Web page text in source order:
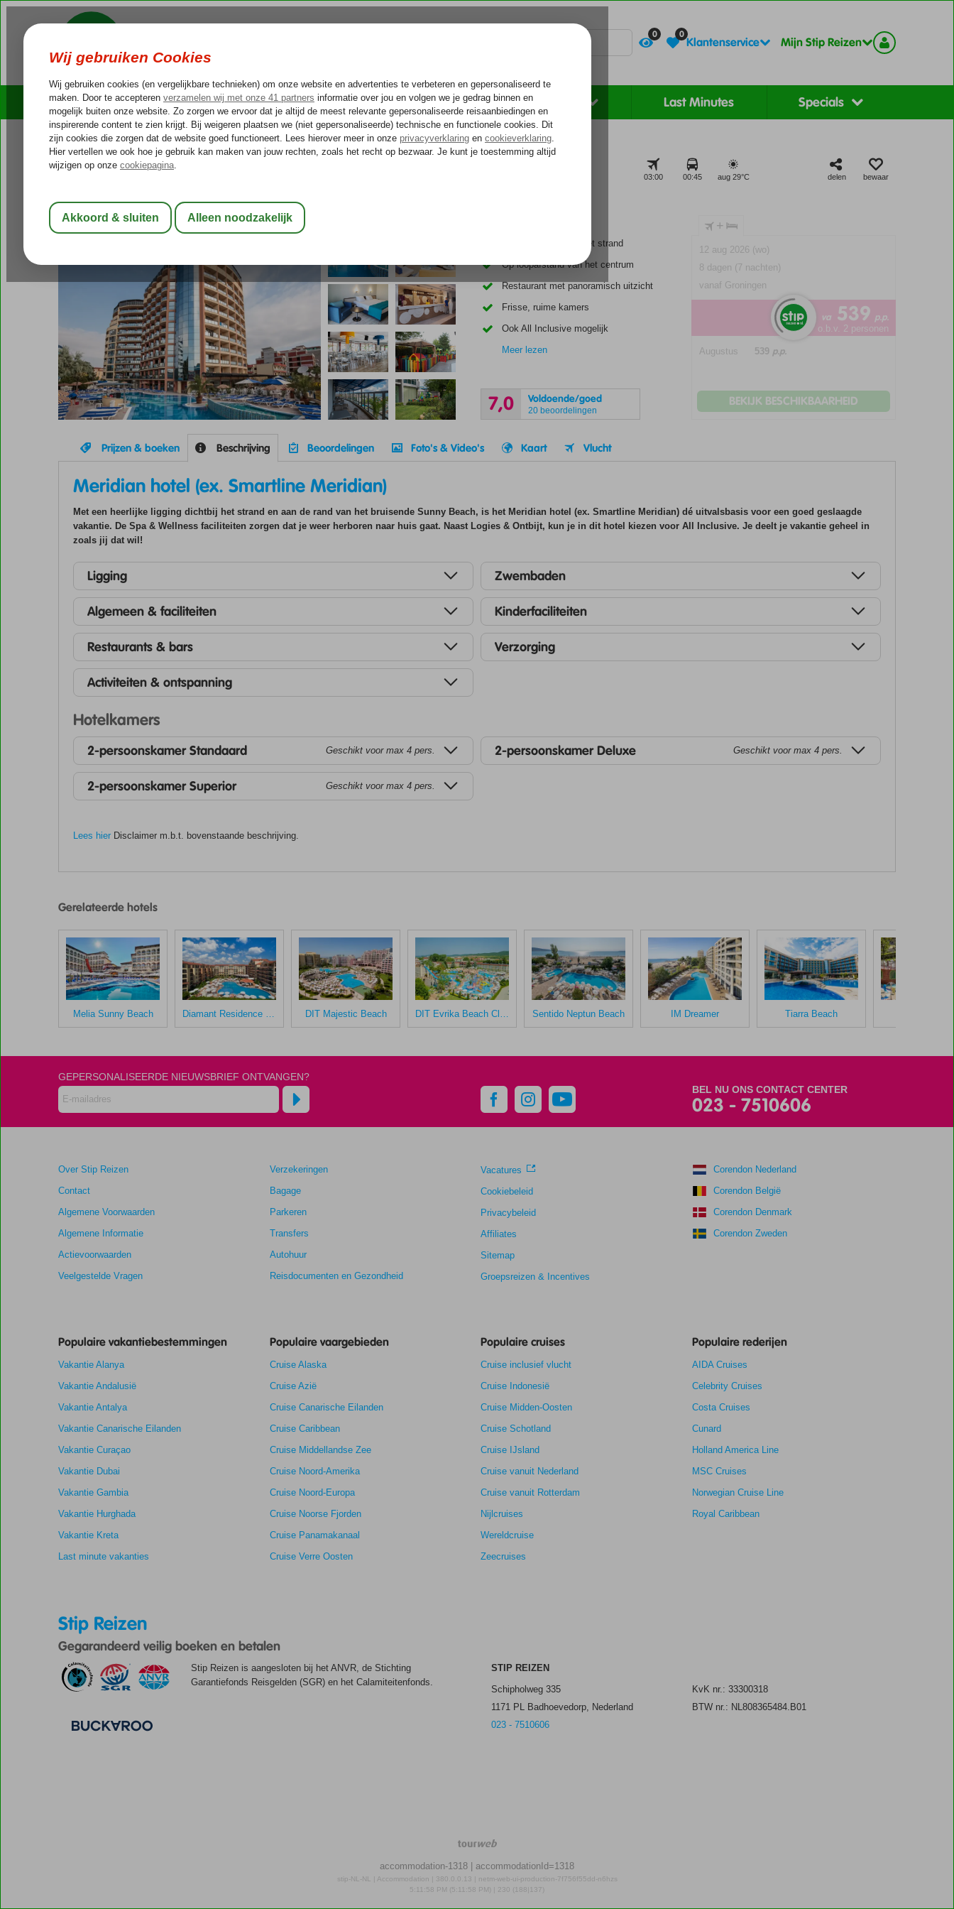
0 0
Klantenservice Mijn Stip Reizen
Cruises Outlet Deals Rondreizen Zonvakantie Last Minutes Specials
Voelt als thuiskomen...
Home
Bulgarije Zwarte Zee Sunny Beach
Meridian hotel (ex. Smartline Meridian)
Logies en ontbijt-Hotel
03:00 00:45 aug 29°C delen bewaar
Slechts 200 m van het strand
Op loopafstand van het centrum
Restaurant met panoramisch uitzicht
Frisse, ruime kamers
Ook All Inclusive mogelijk
Meer lezen
7,0 Voldoende/goed
20 beoordelingen
+
12 aug 2026 (wo)
8 dagen (7 nachten)
vanaf Groningen
va 539 p.p.
o.b.v. 2 personen
Augustus 539 p.p.
BEKIJK BESCHIKBAARHEID
Prijzen & boeken Beschrijving Beoordelingen Foto's & Video's Kaart Vlucht
Meridian hotel (ex. Smartline Meridian)
Met een heerlijke ligging dichtbij het strand en aan de rand van het bruisende Sunny Beach, is het Meridian hotel (ex. Smartline Meridian) dé uitvalsbasis voor een goed geslaagde
vakantie. De Spa & Wellness faciliteiten zorgen dat je weer herboren naar huis gaat. Naast Logies & Ontbijt, kun je in dit hotel kiezen voor All Inclusive. Je deelt je vakantie geheel in
zoals jij dat wil!
Ligging
Algemeen & faciliteiten
Restaurants & bars
Activiteiten & ontspanning
Zwembaden
Kinderfaciliteiten
Verzorging
Hotelkamers
2-persoonskamer Standaard Geschikt voor max 4 pers.
2-persoonskamer Superior Geschikt voor max 4 pers.
2-persoonskamer Deluxe Geschikt voor max 4 pers.
Lees hier Disclaimer m.b.t. bovenstaande beschrijving.
door
klanten
gegeven
na
hun
verblijf
Meridian
Meridian)
Scores
die
dan
worden
niet
weergegeven
om
getoonde
te
garanderen.
Gebaseerd
20
beoordelingen
7,0
Kamers
6,2
Kindvriendelijk
5,7
Gerelateerde hotels
Melia Sunny Beach Diamant Residence Hotel & Spa DIT Majestic Beach DIT Evrika Beach Club Hotel Sentido Neptun Beach IM Dreamer Tiarra Beach
BEL NU ONS CONTACT CENTER
023 - 7510606
GEPERSONALISEERDE NIEUWSBRIEF ONTVANGEN?
Over Stip Reizen
Contact
Algemene Voorwaarden
Algemene Informatie
Actievoorwaarden
Veelgestelde Vragen
Verzekeringen
Bagage
Parkeren
Transfers
Autohuur
Reisdocumenten en Gezondheid
Vacatures
Cookiebeleid
Privacybeleid
Affiliates
Sitemap
Groepsreizen & Incentives
Corendon Nederland
Corendon België
Corendon Denmark
Corendon Zweden
Populaire vakantiebestemmingen
Vakantie Alanya
Vakantie Andalusië
Vakantie Antalya
Vakantie Canarische Eilanden
Vakantie Curaçao
Vakantie Dubai
Vakantie Gambia
Vakantie Hurghada
Vakantie Kreta
Last minute vakanties
Populaire vaargebieden
Cruise Alaska
Cruise Azië
Cruise Canarische Eilanden
Cruise Caribbean
Cruise Middellandse Zee
Cruise Noord-Amerika
Cruise Noord-Europa
Cruise Noorse Fjorden
Cruise Panamakanaal
Cruise Verre Oosten
Populaire cruises
Cruise inclusief vlucht
Cruise Indonesië
Cruise Midden-Oosten
Cruise Schotland
Cruise IJsland
Cruise vanuit Nederland
Cruise vanuit Rotterdam
Nijlcruises
Wereldcruise
Zeecruises
Populaire rederijen
AIDA Cruises
Celebrity Cruises
Costa Cruises
Cunard
Holland America Line
MSC Cruises
Norwegian Cruise Line
Royal Caribbean
Stip Reizen
Gegarandeerd veilig boeken en betalen
Stip Reizen is aangesloten bij het ANVR, de Stichting
Garantiefonds Reisgelden (SGR) en het Calamiteitenfonds.
STIP REIZEN
Schipholweg 335
1171 PL Badhoevedorp, Nederland
023 - 7510606
KvK nr.: 33300318
BTW nr.: NL808365484.B01
TourWeb
accommodation-1318 | accommodationId=1318
stip-NL-NL | Accommodation | 380.0.0.13 | netm-web-ui-production-7f756f55dd-n6hzs
5:11:58 PM (5:11:58 PM) | 230 (188|137)